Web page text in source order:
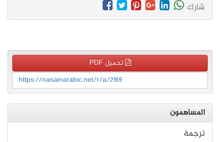
شارك
تحميل PDF
https://nasainarabic.net/r/a/2169
المساهمون
ترجمة